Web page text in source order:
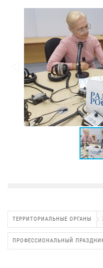
ТЕРРИТОРИАЛЬНЫЕ ОРГАНЫ
ПРОФЕССИОНАЛЬНЫЙ